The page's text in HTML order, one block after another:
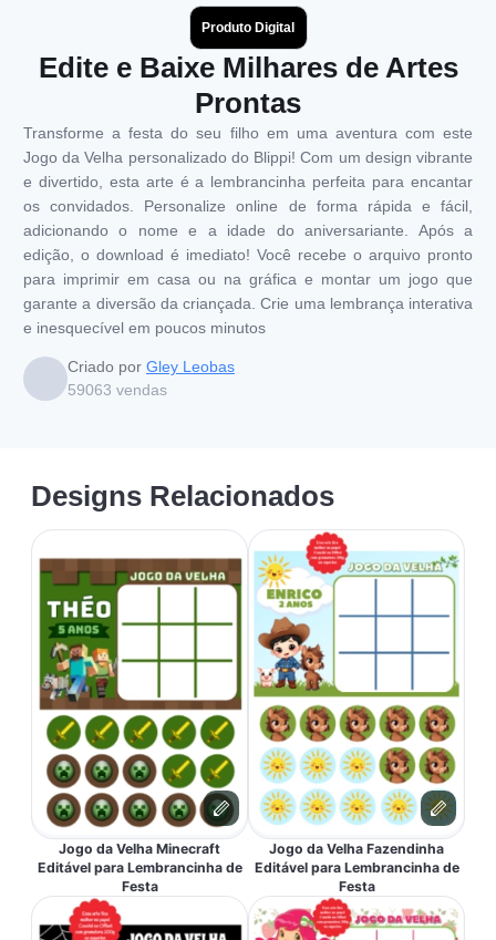
Produto Digital
Edite e Baixe Milhares de Artes
Prontas
Transforme a festa do seu filho em uma aventura com este
Jogo da Velha personalizado do Blippi! Com um design vibrante
e divertido, esta arte é a lembrancinha perfeita para encantar
os convidados. Personalize online de forma rápida e fácil,
adicionando o nome e a idade do aniversariante. Após a
edição, o download é imediato! Você recebe o arquivo pronto
para imprimir em casa ou na gráfica e montar um jogo que
garante a diversão da criançada. Crie uma lembrança interativa
e inesquecível em poucos minutos
Criado por Gley Leobas
59063 vendas
Designs Relacionados
Jogo da Velha Minecraft
Editável para Lembrancinha de
Festa
Jogo da Velha Fazendinha
Editável para Lembrancinha de
Festa